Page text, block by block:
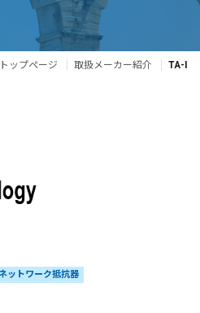
トップページ 取扱メーカー紹介 TA-I
ットワーク抵抗器